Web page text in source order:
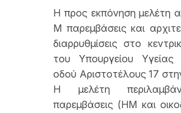
Η προς εκπόνηση μελέτη
Μ παρεμβάσεις και
διαρρυθμίσεις στο
του Υπουργείου Υγείας
οδού Αριστοτέλους 17
Η μελέτη
παρεμβάσεις (ΗΜ και